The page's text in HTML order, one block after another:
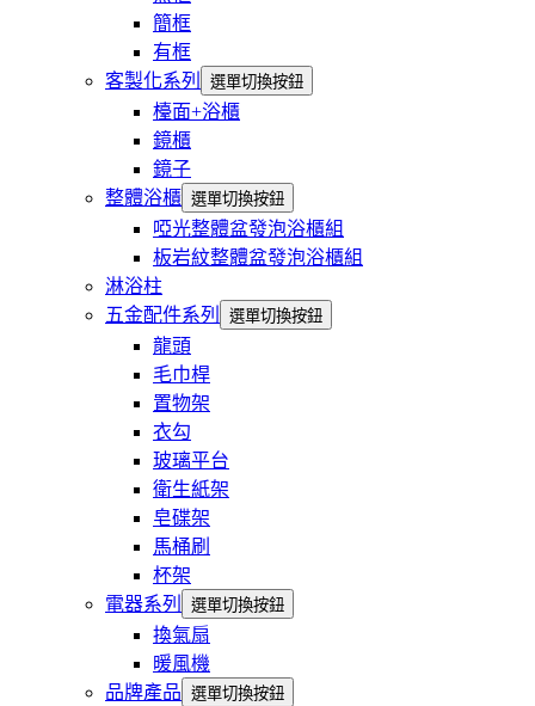
簡框
有框
客製化系列
選單切換按鈕
檯面+浴櫃
鏡櫃
鏡子
整體浴櫃 選單切換按鈕
啞光整體盆發泡浴櫃組
板岩紋整體盆發泡浴櫃組
淋浴柱
五金配件系列
選單切換按鈕
龍頭
毛巾桿
置物架
衣勾
玻璃平台
衛生紙架
皂碟架
馬桶刷
杯架
電器系列
選單切換按鈕
換氣扇
暖風機
品牌產品 選單切換按鈕